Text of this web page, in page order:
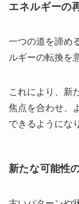
エネルギーの
一つの道を諦め
ルギーの転換を
これにより、新
焦点を合わせ、
できるようにな
新たな可能性